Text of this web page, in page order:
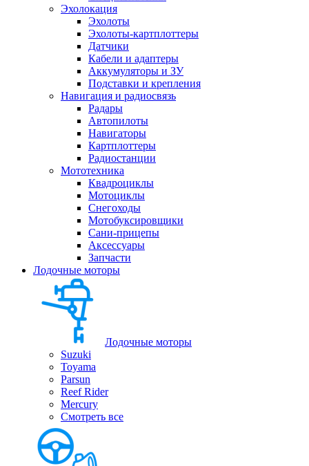
Эхолокация
Эхолоты
Эхолоты-картплоттеры
Датчики
Кабели и адаптеры
Аккумуляторы и ЗУ
Подставки и крепления
Навигация и радиосвязь
Радары
Автопилоты
Навигаторы
Картплоттеры
Радиостанции
Мототехника
Квадроциклы
Мотоциклы
Снегоходы
Мотобуксировщики
Сани-прицепы
Аксессуары
Запчасти
Лодочные моторы
Лодочные моторы
Suzuki
Toyama
Parsun
Reef Rider
Mercury
Смотреть все